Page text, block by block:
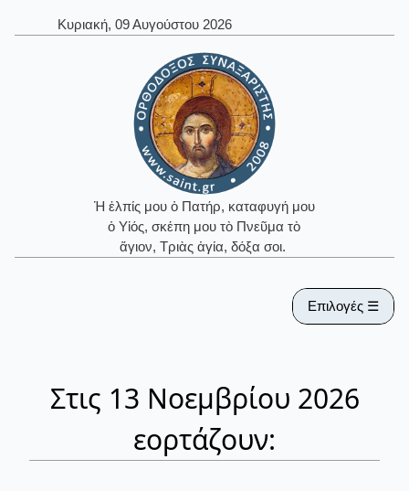
Κυριακή, 09 Αυγούστου 2026
Ἡ ἐλπίς μου ὁ Πατήρ, καταφυγή μου
ὁ Υἱός, σκέπη μου τὸ Πνεῦμα τὸ
ἅγιον, Τριὰς ἁγία, δόξα σοι.
Επιλογές ☰
Στις 13 Νοεμβρίου 2026
εορτάζουν: